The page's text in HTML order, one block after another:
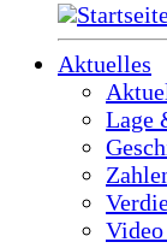
Aktuelles
Lage
Video